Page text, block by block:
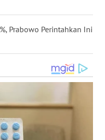
Prabowo Perintahkan Ini